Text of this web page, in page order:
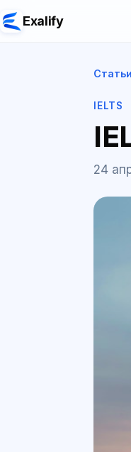
Exalify
IELTS
24